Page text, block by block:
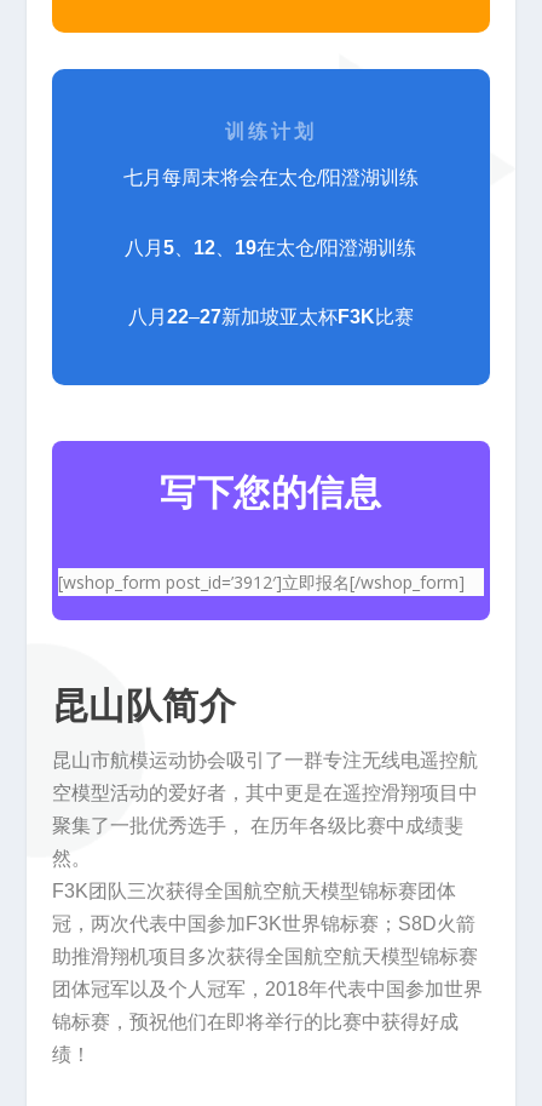
训练计划
七月每周末将会在太仓/阳澄湖训练
八月5 12 19在太仓/阳澄湖训练
八月 22–27新加坡亚太杯F3K比赛
写下您的信息
[wshop_form post_id=’3912′]立即报名[/wshop_form]
昆山队简介
昆山市航模运动协会吸引了一群专注无线电遥控航
空模型活动的爱好者，其中更是在遥控滑翔项目中
聚集了一批优秀选手， 在历年各级比赛中成绩斐
然。
F3K团队三次获得全国航空航天模型锦标赛团体
冠，两次代表中国参加F3K世界锦标赛；S8D火箭
助推滑翔机项目多次获得全国航空航天模型锦标赛
团体冠军以及个人冠军，2018年代表中国参加世界
锦标赛，预祝他们在即将举行的比赛中获得好成
绩！